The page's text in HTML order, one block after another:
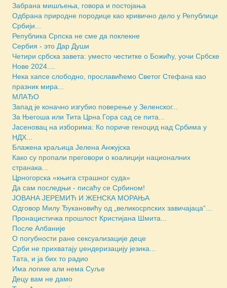
Забрана мишљења, говора и постојања
Одбрана природне породице као кривично дело у Републици
Србији...
Република Српска не сме да поклекне
Сербия - это Дар Души
Четири србска завета: уместо честитке о Божићу, уочи Србске
Нове 2024....
Нека хапсе слободно, прославићемо Светог Стефана као
празник мира...
МЛАЂО
Запад је коначно изгубио поверење у Зеленског...
За Његоша или Тита Црна Гора сад се пита...
Јасеновац на изборима: Ко пориче геноцид над Србима у
НДХ...
Блажена краљица Јелена Анжујска
Како су пропали преговори о коалицији националних
странака...
Црногорска «књига страшног суда»
Да сам последњи - писаћу се Србином!
JОВАНА ЈЕРЕМИЋ И ЖЕНСКА МОРАЊА
Одговор Милу Ђукановићу од „великосрпских завичајаца“...
Пронацистичка прошлост Кристијана Шмита...
После Албаније
О погубности ране сексуализације деце
Срби не прихватају џендеризацију језика...
Тата, и ја бих то радио
Има логике али нема Суље
Децу вам не дамо